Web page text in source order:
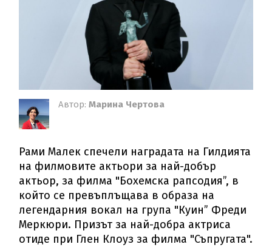
Автор:Марина Чертова
Рами Малек спечели наградата на Гилдията
на филмовите актьори за най-добър
актьор, за филма "Бохемска рапсодия”, в
който се превъплъщава в образа на
легендарния вокал на група "Куин” Фреди
Меркюри. Призът за най-добра актриса
отиде при Глен Клоуз за филма "Съпругата".